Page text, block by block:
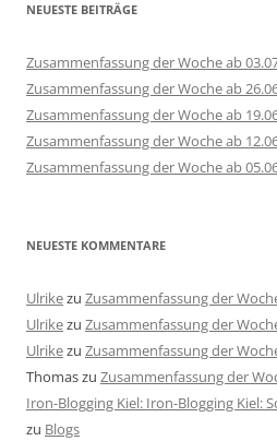
NEUESTE BEITRÄGE
Zusammenfassung der Woche ab
Zusammenfassung der Woche ab
Zusammenfassung der Woche ab
Zusammenfassung der Woche ab
Zusammenfassung der Woche ab
NEUESTE KOMMENTARE
Ulrikezu Zusammenfassung der
Ulrikezu Zusammenfassung der
Ulrikezu Zusammenfassung der
Thomaszu Zusammenfassung der
Iron-Blogging Kiel: Iron-Blogging Kiel:
zu Blogs